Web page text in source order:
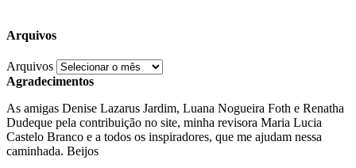
Arquivos
Arquivos
Agradecimentos
As amigas Denise Lazarus Jardim, Luana Nogueira Foth e Renatha
Dudeque pela contribuição no site, minha revisora Maria Lucia
Castelo Branco e a todos os inspiradores, que me ajudam nessa
caminhada. Beijos